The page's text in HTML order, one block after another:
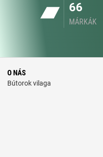
66
MÁRKÁK
O NÁS
Bútorok vilaga